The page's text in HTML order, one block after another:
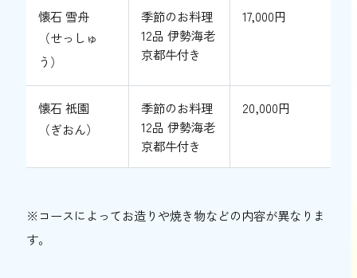
懐石 雪舟
（せっしゅ
う）
季節のお料理
12品 伊勢海老
京都牛付き
17,000円
懐石 祇園
（ぎおん）
季節のお料理
12品 伊勢海老
京都牛付き
20,000円
※コースによってお造りや焼き物などの内容が異なりま
す。